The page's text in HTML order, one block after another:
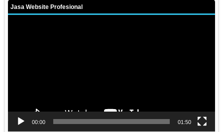
Jasa Website Profesional
00:00 01:50